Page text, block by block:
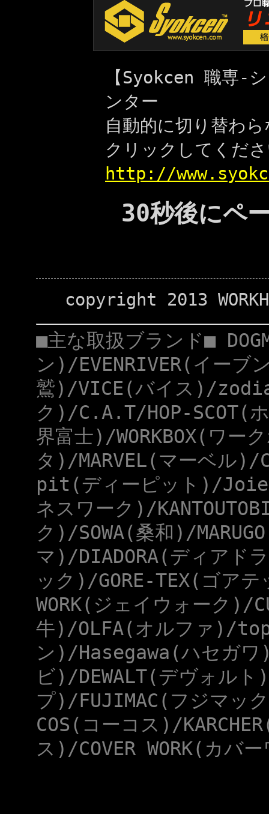
【Syokcen 職専-
ンター
自動的に切り替わ
クリックしてくだ
http://
30秒後にペ
copyright 2013
■主な取扱ブランド■
ン)/EVENRIVER(イーブ
鷲)/VICE(バイス)/
ク)/C.A.T/HOP-
界富士)/WORKBOX(ワ
タ)/MARVEL(マーベル
pit(ディーピット)/Joie(
ネスワーク)/
ク)/SOWA(桑和)/
マ)/DIADORA(ディアド
ック)/GORE-TEX(ゴア
WORK(ジェイウォーク)/
牛)/OLFA(オルファ)/
ン)/Hasegawa(ハセガ
ビ)/DEWALT(デヴォル
プ)/FUJIMAC(フジマッ
COS(コーコス)/
ス)/COVER WORK(カ